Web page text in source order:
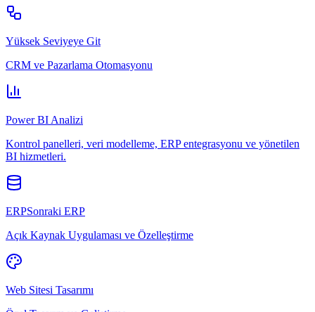
Yüksek Seviyeye Git
CRM ve Pazarlama Otomasyonu
Power BI Analizi
Kontrol panelleri, veri modelleme, ERP entegrasyonu ve yönetilen
BI hizmetleri.
ERPSonraki ERP
Açık Kaynak Uygulaması ve Özelleştirme
Web Sitesi Tasarımı